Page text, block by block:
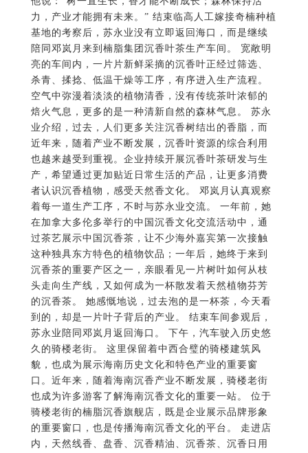
力，产业才能拥有未来。” 结束临高人工嫁接奇楠种植
基地的考察后，苏永业没有立即返回海口，而是继续
陪同邓岚月来到楠脂集团沉香叶茶生产车间。 宽敞明
亮的车间内，一片片新鲜采摘的沉香叶正经过筛选、
杀青、揉捻、低温干燥等工序，有序进入生产流程。
空气中弥漫着淡淡的植物清香，没有传统茶叶浓郁的
焙火气息，更多的是一种清新自然的森林气息。 苏永
业介绍，过去，人们更多关注沉香树结出的香脂，而
近年来，随着产业不断发展，沉香叶资源的综合利用
也越来越受到重视。企业持续开展沉香叶茶研发与生
产，希望通过更加贴近日常生活的产品，让更多消费
者认识沉香植物，感受天然香文化。 邓岚月认真观察
着每一道生产工序，不时与苏永业交流。 一年前，她
在加拿大多伦多举行的中国沉香文化交流活动中，通
过茶艺展示中国沉香茶，让不少海外嘉宾第一次接触
这种独具东方特色的植物饮品；一年后，她终于来到
沉香茶的重要产区之一，亲眼看见一片树叶如何从枝
头走向生产线，又如何成为一杯散发着天然植物芬芳
的沉香茶。 她感慨地说，过去泡的是一杯茶，今天看
到的，却是一片叶子背后的产业。 结束车间参观后，
苏永业陪同邓岚月返回海口。 下午，汽车驶入历史悠
久的骑楼老街。 这里保留着中西合璧的骑楼建筑风
貌，也成为展示海南历史文化和特色产业的重要窗
口。近年来，随着海南沉香产业不断发展，骑楼老街
也成为许多游客了解海南沉香文化的重要一站。 位于
骑楼老街的楠脂沉香旗舰店，既是企业展示品牌形象
的重要窗口，也是传播海南沉香文化的平台。 走进店
内，天然线香、盘香、沉香精油、沉香茶、沉香日用